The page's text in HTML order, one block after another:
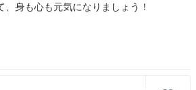
身も心も元気になりましょう！